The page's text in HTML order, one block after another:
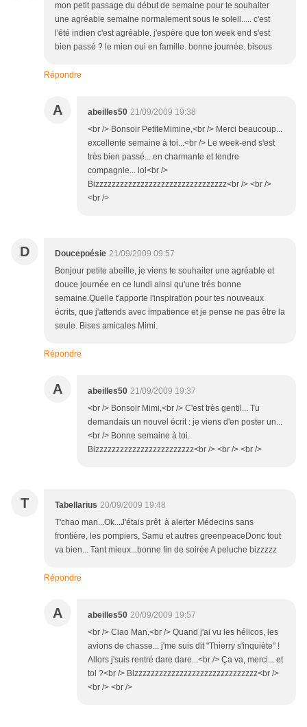
mon petit passage du début de semaine pour te souhaiter
une agréable semaine normalement sous le soleil..... c'est
l'été indien c'est agréable. j'espère que ton week end s'est
bien passé ? le mien oui en famille. bonne journée. bisous
Répondre
A abeilles50 21/09/2009 19:38
<br /> Bonsoir PetiteMimine,<br /> Merci beaucoup...
excellente semaine à toi...<br /> Le week-end s'est
très bien passé... en charmante et tendre
compagnie... lol<br />
Bizzzzzzzzzzzzzzzzzzzzzzzzzzzzzzzz<br /> <br />
<br />
D Doucepoésie 21/09/2009 09:57
Bonjour petite abeille, je viens te souhaiter une agréable et
douce journée en ce lundi ainsi qu'une trés bonne
semaine.Quelle t'apporte l'inspiration pour tes nouveaux
écrits, que j'attends avec impatience et je pense ne pas être la
seule. Bises amicales Mimi.
Répondre
A abeilles50 21/09/2009 19:37
<br /> Bonsoir Mimi,<br /> C'est très gentil... Tu
demandais un nouvel écrit : je viens d'en poster un...
<br /> Bonne semaine à toi.
Bizzzzzzzzzzzzzzzzzzzzzzzz<br /> <br /> <br />
T Tabellarius 20/09/2009 19:48
T'chao man...Ok...J'étais prêt à alerter Médecins sans
frontière, les pompiers, Samu et autres greenpeaceDonc tout
va bien... Tant mieux...bonne fin de soirée A peluche bizzzzz
Répondre
A abeilles50 20/09/2009 19:57
<br /> Ciao Man,<br /> Quand j'ai vu les hélicos, les
avions de chasse... j'me suis dit "Thierry s'inquiète" !
Allors j'suis rentré dare dare...<br /> Ça va, merci... et
toi ?<br /> Bizzzzzzzzzzzzzzzzzzzzzzzzzzzzzz<br />
<br /> <br />